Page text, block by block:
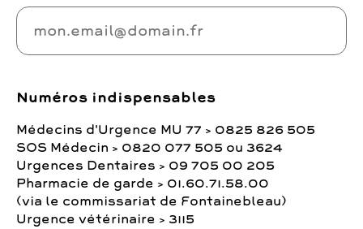
Numéros indispensables
Médecins d'Urgence MU 77 > 0825 826 505
SOS Médecin > 0820 077 505 ou 3624
Urgences Dentaires > 09 705 00 205
Pharmacie de garde > 01.60.71.58.00
(via le commissariat de Fontainebleau)
Urgence vétérinaire > 3115